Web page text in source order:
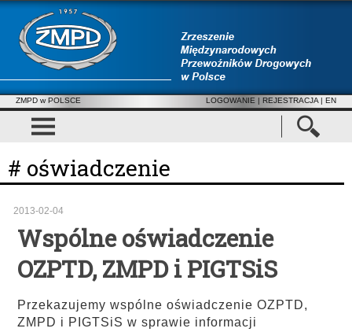
ZMPD w POLSCE LOGOWANIE | REJESTRACJA | EN
# oświadczenie
2013-02-04
Wspólne oświadczenie
OZPTD, ZMPD i PIGTSiS
Przekazujemy wspólne oświadczenie OZPTD,
ZMPD i PIGTSiS w sprawie informacji